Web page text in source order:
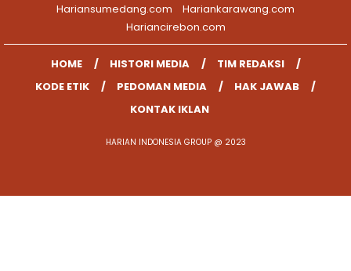
Hariansumedang.com
Hariankarawang.com
Hariancirebon.com
HOME HISTORI MEDIA
TIM REDAKSI
KODE ETIK
PEDOMAN MEDIA
HAK JAWAB
KONTAK IKLAN
HARIAN INDONESIA GROUP @ 2023